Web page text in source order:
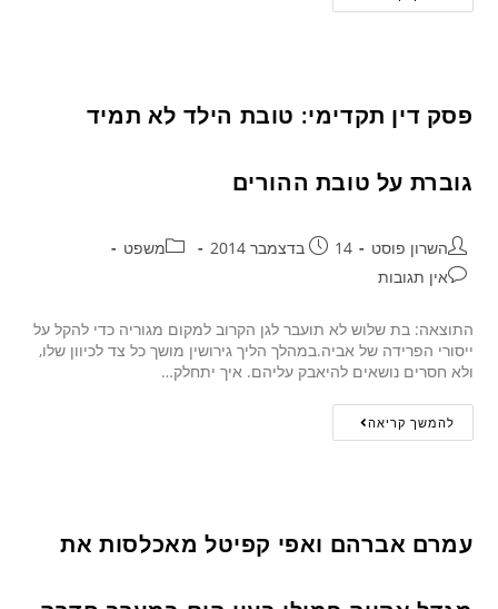
פסק דין תקדימי: טובת הילד לא תמיד
גוברת על טובת ההורים
השרון פוסט 14 בדצמבר 2014
משפט
אין תגובות
התוצאה: בת שלוש לא תועבר לגן הקרוב למקום מגוריה כדי להקל על
ייסורי הפרידה של אביה.במהלך הליך גירושין מושך כל צד לכיוון שלו,
ולא חסרים נושאים להיאבק עליהם. איך יתחלק…
להמשך קריאה
עמרם אברהם ואפי קפיטל מאכלסות את